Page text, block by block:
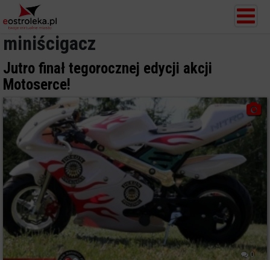
miniścigacz
Jutro finał tegorocznej edycji akcji
Motoserce!
0